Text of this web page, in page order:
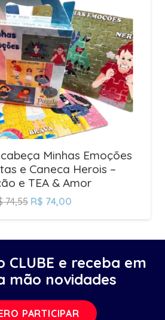
Minhas Emoções
e Caneca Herois –
e TEA & Amor
74,55 R$ 74,00
CLUBE e receba em
mão novidades
PARTICIPAR